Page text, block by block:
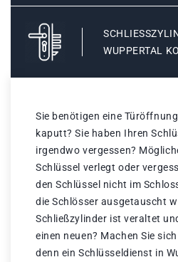
UPPERTAL
Sie benötigen eine
kaputt? Sie haben Ihren
irgendwo vergessen?
Schlüssel verlegt oder
den Schlüssel nicht im
die Schlösser ausgetauscht
Schließzylinder ist veraltet
einen neuen? Machen Sie
denn ein Schlüsseldienst in